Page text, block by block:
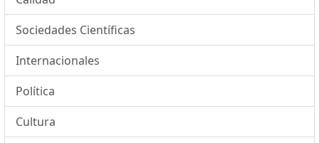
Sociedades Científicas
Internacionales
Política
Cultura